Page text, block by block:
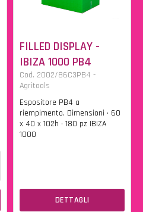
FILLED DISPLAY -
IBIZA 1000 PB4
Cod. 2002/86C3PB4 -
Agritools
Espositore PB4 a
riempimento. Dimensioni • 60
x 40 x 102h • 180 pz IBIZA
1000
DETTAGLI